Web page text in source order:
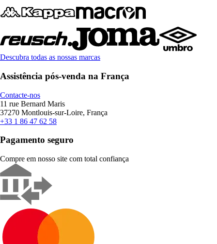
Descubra todas as nossas marcas
Assistência pós-venda na França
Contacte-nos
11 rue Bernard Maris
37270 Montlouis-sur-Loire, França
+33 1 86 47 62 58
Pagamento seguro
Compre em nosso site com total confiança